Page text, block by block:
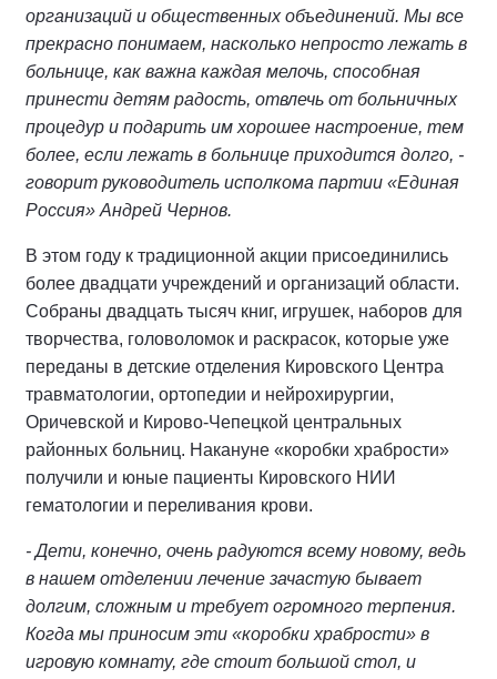
организаций и общественных объединений. Мы все
прекрасно понимаем, насколько непросто лежать в
больнице, как важна каждая мелочь, способная
принести детям радость, отвлечь от больничных
процедур и подарить им хорошее настроение, тем
более, если лежать в больнице приходится долго, -
говорит руководитель исполкома партии «Единая
Россия» Андрей Чернов.
В этом году к традиционной акции присоединились
более двадцати учреждений и организаций области.
Собраны двадцать тысяч книг, игрушек, наборов для
творчества, головоломок и раскрасок, которые уже
переданы в детские отделения Кировского Центра
травматологии, ортопедии и нейрохирургии,
Оричевской и Кирово-Чепецкой центральных
районных больниц. Накануне «коробки храбрости»
получили и юные пациенты Кировского НИИ
гематологии и переливания крови.
- Дети, конечно, очень радуются всему новому, ведь
в нашем отделении лечение зачастую бывает
долгим, сложным и требует огромного терпения.
Когда мы приносим эти «коробки храбрости» в
игровую комнату, где стоит большой стол, и